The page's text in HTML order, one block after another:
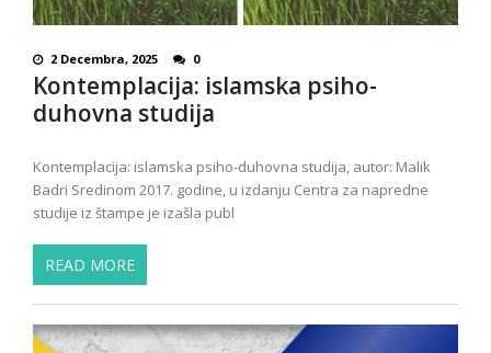
2 Decembra, 2025 0
Kontemplacija: islamska psiho-
duhovna studija
Kontemplacija: islamska psiho-duhovna studija, autor: Malik
Badri Sredinom 2017. godine, u izdanju Centra za napredne
studije iz štampe je izašla publ
READ MORE